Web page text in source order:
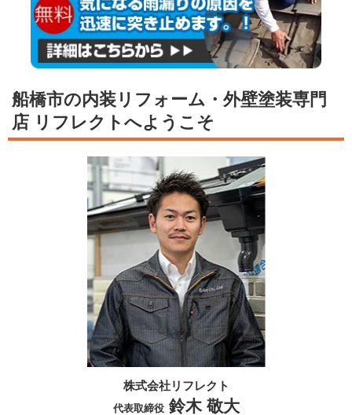
船橋市の内装リフォーム・外壁塗装専門
店 リフレクトへようこそ
株式会社リフレクト
代表取締役鈴木 敬大